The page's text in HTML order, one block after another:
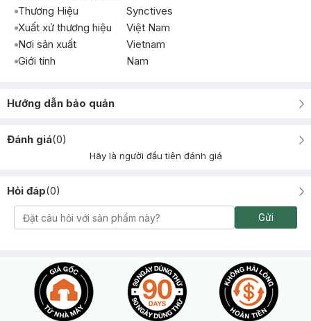
Thương Hiệu
Synctives
Xuất xứ thương hiệu
Việt Nam
Nơi sản xuất
Vietnam
Giới tính
Nam
Hướng dẫn bảo quản
Đánh giá(0)
Hãy là người đầu tiên đánh giá
Hỏi đáp(0)
Gửi